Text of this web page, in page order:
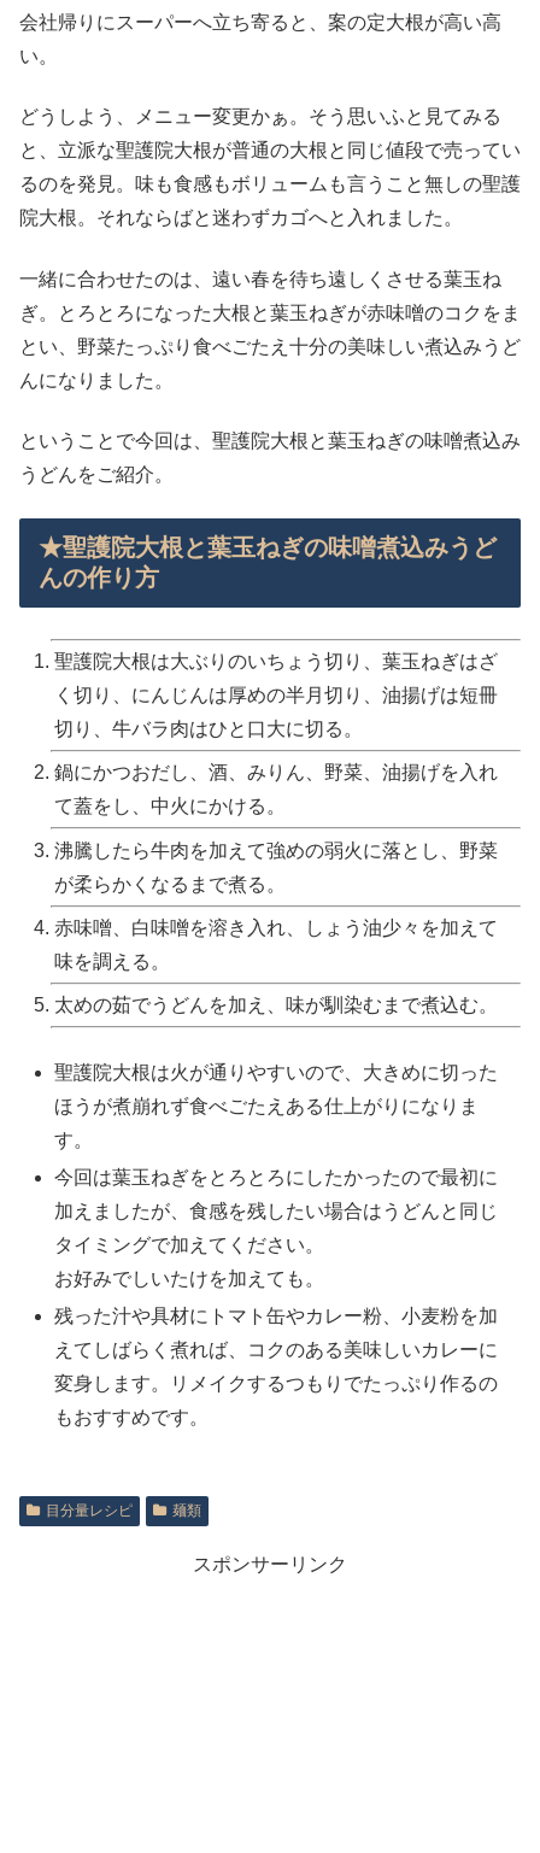
会社帰りにスーパーへ立ち寄ると、案の定大根が高い高
い。
どうしよう、メニュー変更かぁ。そう思いふと見てみる
と、立派な聖護院大根が普通の大根と同じ値段で売ってい
るのを発見。味も食感もボリュームも言うこと無しの聖護
院大根。それならばと迷わずカゴへと入れました。
一緒に合わせたのは、遠い春を待ち遠しくさせる葉玉ね
ぎ。とろとろになった大根と葉玉ねぎが赤味噌のコクをま
とい、野菜たっぷり食べごたえ十分の美味しい煮込みうど
んになりました。
ということで今回は、聖護院大根と葉玉ねぎの味噌煮込み
うどんをご紹介。
★聖護院大根と葉玉ねぎの味噌煮込みうど
んの作り方
聖護院大根は大ぶりのいちょう切り、葉玉ねぎはざ
く切り、にんじんは厚めの半月切り、油揚げは短冊
切り、牛バラ肉はひと口大に切る。
鍋にかつおだし、酒、みりん、野菜、油揚げを入れ
て蓋をし、中火にかける。
沸騰したら牛肉を加えて強めの弱火に落とし、野菜
が柔らかくなるまで煮る。
赤味噌、白味噌を溶き入れ、しょう油少々を加えて
味を調える。
太めの茹でうどんを加え、味が馴染むまで煮込む。
聖護院大根は火が通りやすいので、大きめに切った
ほうが煮崩れず食べごたえある仕上がりになりま
す。
今回は葉玉ねぎをとろとろにしたかったので最初に
加えましたが、食感を残したい場合はうどんと同じ
タイミングで加えてください。
お好みでしいたけを加えても。
残った汁や具材にトマト缶やカレー粉、小麦粉を加
えてしばらく煮れば、コクのある美味しいカレーに
変身します。リメイクするつもりでたっぷり作るの
もおすすめです。
目分量レシピ 麺類
スポンサーリンク